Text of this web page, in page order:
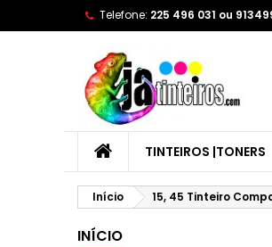
Telefone: 225 496 031 ou
TINTEIROS |TONERS
Início 15, 45 Tinteiro
INÍCIO